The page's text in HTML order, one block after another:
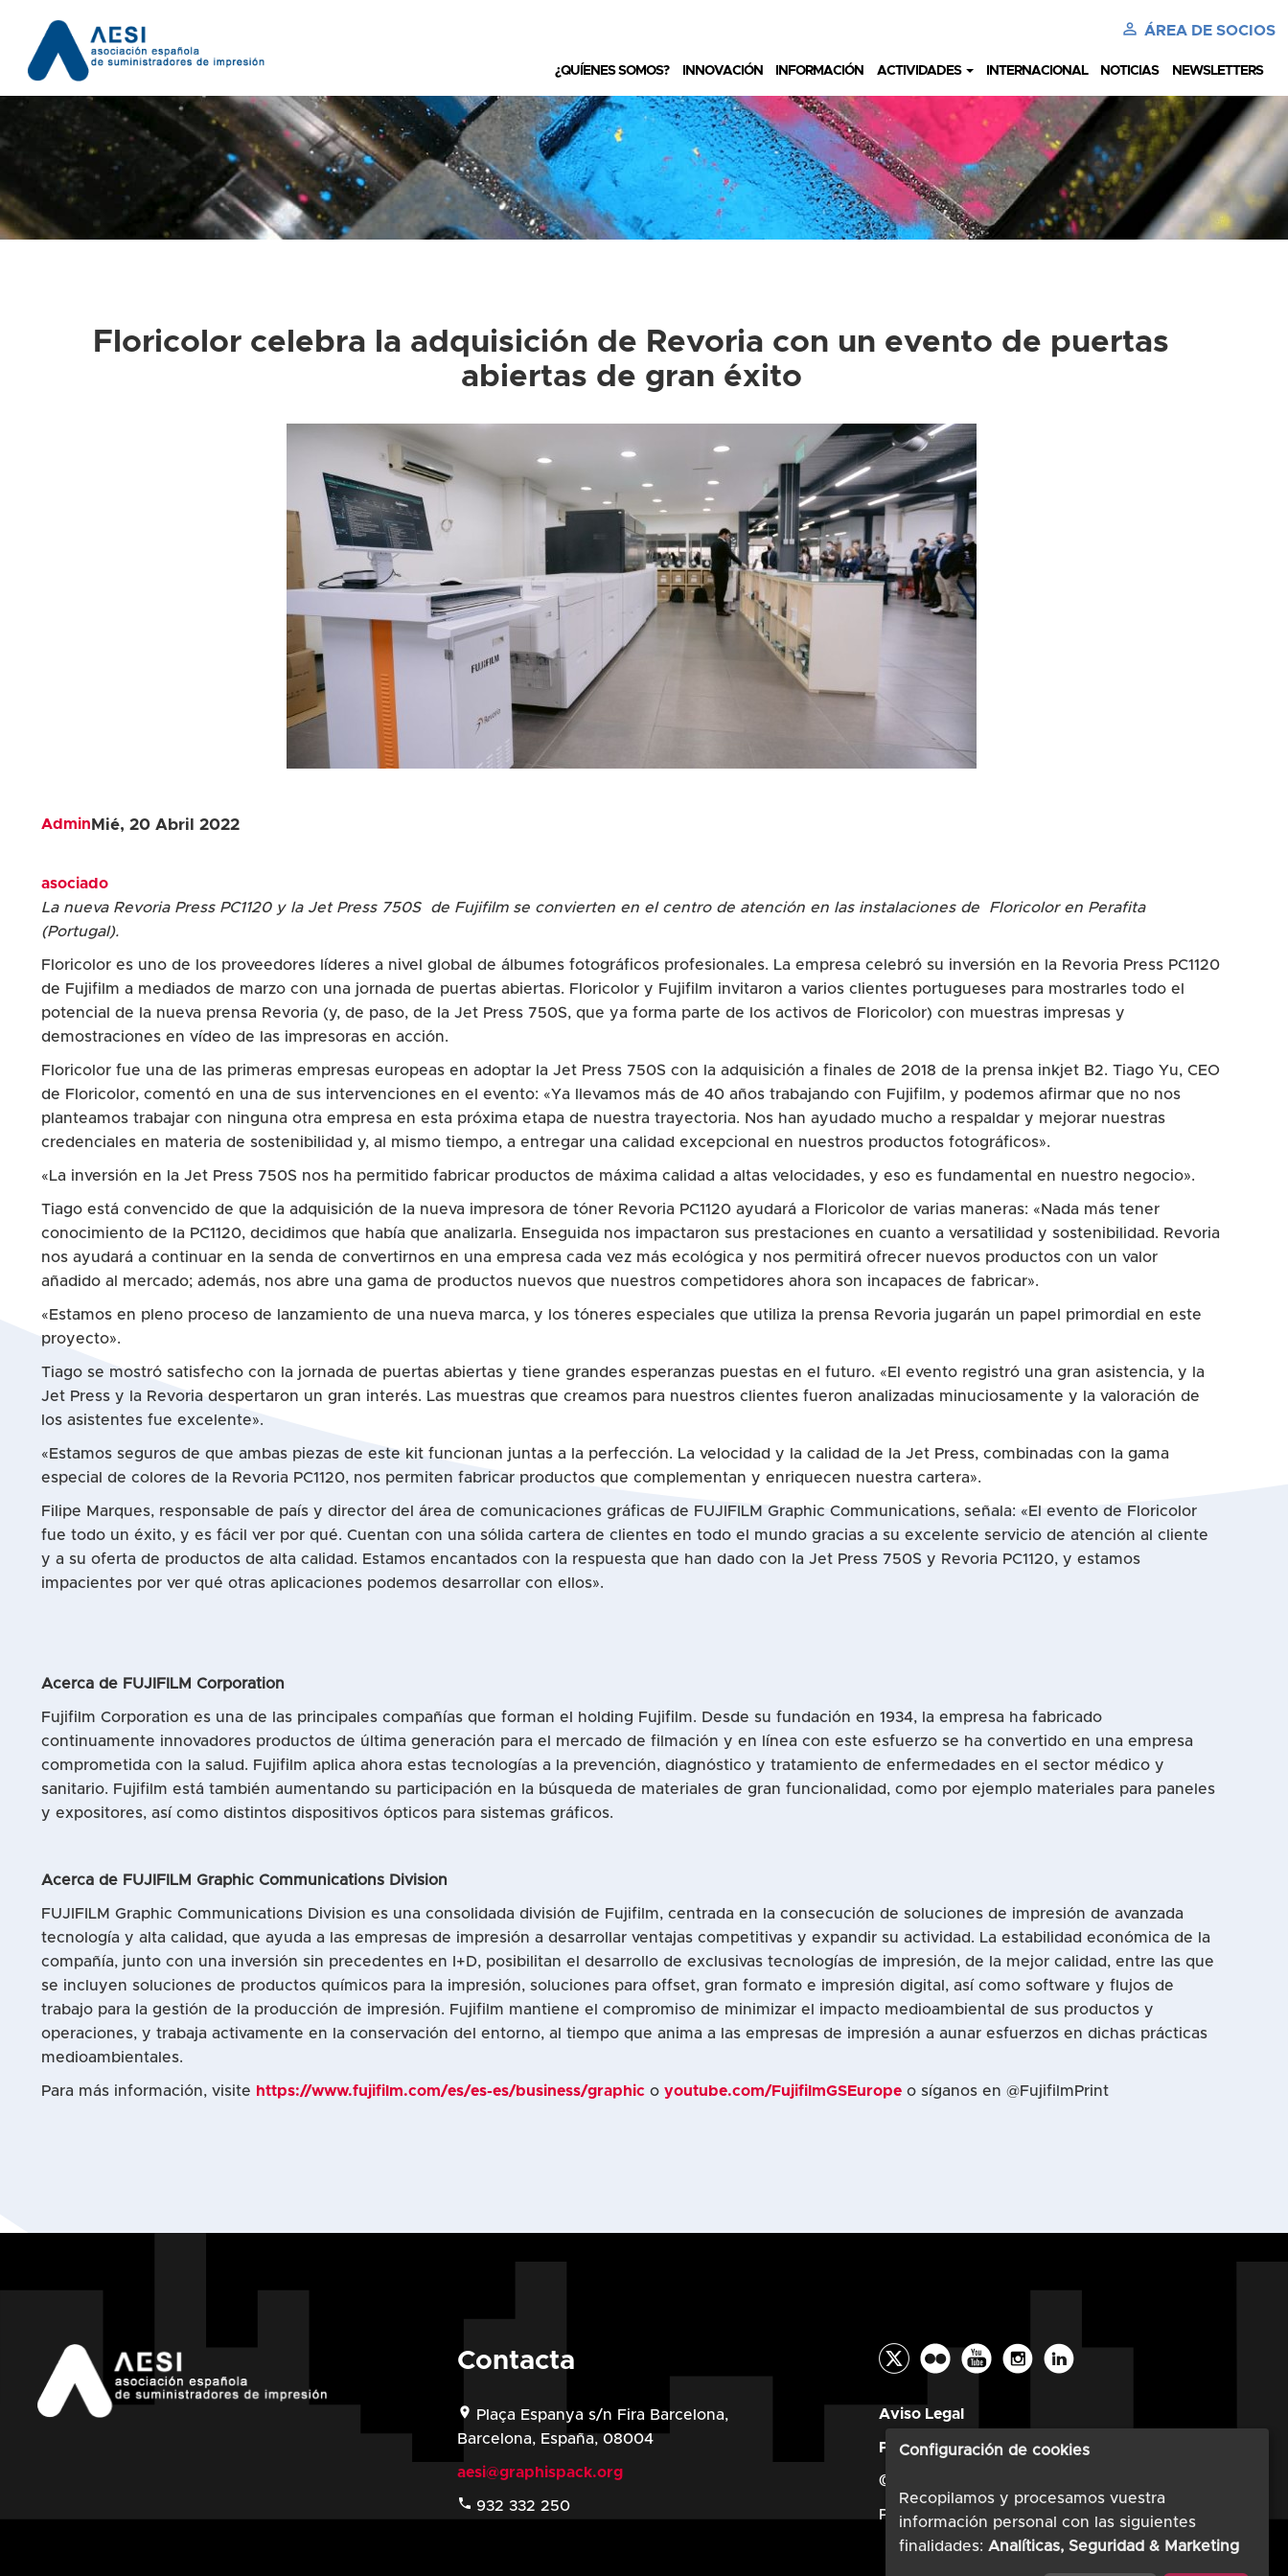
perm_identity ÁREA DE SOCIOS
¿QUÍENES SOMOS? INNOVACIÓN INFORMACIÓN ACTIVIDADES INTERNACIONAL NOTICIAS NEWSLETTERS
Floricolor celebra la adquisición de Revoria con un evento de puertas
abiertas de gran éxito
Admin Mié, 20 Abril 2022
asociado
La nueva Revoria Press PC1120 y la Jet Press 750S de Fujifilm se convierten en el centro de atención en las instalaciones de Floricolor en Perafita
(Portugal).
Floricolor es uno de los proveedores líderes a nivel global de álbumes fotográficos profesionales. La empresa celebró su inversión en la Revoria Press PC1120
de Fujifilm a mediados de marzo con una jornada de puertas abiertas. Floricolor y Fujifilm invitaron a varios clientes portugueses para mostrarles todo el
potencial de la nueva prensa Revoria (y, de paso, de la Jet Press 750S, que ya forma parte de los activos de Floricolor) con muestras impresas y
demostraciones en vídeo de las impresoras en acción.
Floricolor fue una de las primeras empresas europeas en adoptar la Jet Press 750S con la adquisición a finales de 2018 de la prensa inkjet B2. Tiago Yu, CEO
de Floricolor, comentó en una de sus intervenciones en el evento: «Ya llevamos más de 40 años trabajando con Fujifilm, y podemos afirmar que no nos
planteamos trabajar con ninguna otra empresa en esta próxima etapa de nuestra trayectoria. Nos han ayudado mucho a respaldar y mejorar nuestras
credenciales en materia de sostenibilidad y, al mismo tiempo, a entregar una calidad excepcional en nuestros productos fotográficos».
«La inversión en la Jet Press 750S nos ha permitido fabricar productos de máxima calidad a altas velocidades, y eso es fundamental en nuestro negocio».
Tiago está convencido de que la adquisición de la nueva impresora de tóner Revoria PC1120 ayudará a Floricolor de varias maneras: «Nada más tener
conocimiento de la PC1120, decidimos que había que analizarla. Enseguida nos impactaron sus prestaciones en cuanto a versatilidad y sostenibilidad. Revoria
nos ayudará a continuar en la senda de convertirnos en una empresa cada vez más ecológica y nos permitirá ofrecer nuevos productos con un valor
añadido al mercado; además, nos abre una gama de productos nuevos que nuestros competidores ahora son incapaces de fabricar».
«Estamos en pleno proceso de lanzamiento de una nueva marca, y los tóneres especiales que utiliza la prensa Revoria jugarán un papel primordial en este
proyecto».
Tiago se mostró satisfecho con la jornada de puertas abiertas y tiene grandes esperanzas puestas en el futuro. «El evento registró una gran asistencia, y la
Jet Press y la Revoria despertaron un gran interés. Las muestras que creamos para nuestros clientes fueron analizadas minuciosamente y la valoración de
los asistentes fue excelente».
«Estamos seguros de que ambas piezas de este kit funcionan juntas a la perfección. La velocidad y la calidad de la Jet Press, combinadas con la gama
especial de colores de la Revoria PC1120, nos permiten fabricar productos que complementan y enriquecen nuestra cartera».
Filipe Marques, responsable de país y director del área de comunicaciones gráficas de FUJIFILM Graphic Communications, señala: «El evento de Floricolor
fue todo un éxito, y es fácil ver por qué. Cuentan con una sólida cartera de clientes en todo el mundo gracias a su excelente servicio de atención al cliente
y a su oferta de productos de alta calidad. Estamos encantados con la respuesta que han dado con la Jet Press 750S y Revoria PC1120, y estamos
impacientes por ver qué otras aplicaciones podemos desarrollar con ellos».
Acerca de FUJIFILM Corporation
Fujifilm Corporation es una de las principales compañías que forman el holding Fujifilm. Desde su fundación en 1934, la empresa ha fabricado
continuamente innovadores productos de última generación para el mercado de filmación y en línea con este esfuerzo se ha convertido en una empresa
comprometida con la salud. Fujifilm aplica ahora estas tecnologías a la prevención, diagnóstico y tratamiento de enfermedades en el sector médico y
sanitario. Fujifilm está también aumentando su participación en la búsqueda de materiales de gran funcionalidad, como por ejemplo materiales para paneles
y expositores, así como distintos dispositivos ópticos para sistemas gráficos.
Acerca de FUJIFILM Graphic Communications Division
FUJIFILM Graphic Communications Division es una consolidada división de Fujifilm, centrada en la consecución de soluciones de impresión de avanzada
tecnología y alta calidad, que ayuda a las empresas de impresión a desarrollar ventajas competitivas y expandir su actividad. La estabilidad económica de la
compañía, junto con una inversión sin precedentes en I+D, posibilitan el desarrollo de exclusivas tecnologías de impresión, de la mejor calidad, entre las que
se incluyen soluciones de productos químicos para la impresión, soluciones para offset, gran formato e impresión digital, así como software y flujos de
trabajo para la gestión de la producción de impresión. Fujifilm mantiene el compromiso de minimizar el impacto medioambiental de sus productos y
operaciones, y trabaja activamente en la conservación del entorno, al tiempo que anima a las empresas de impresión a aunar esfuerzos en dichas prácticas
medioambientales.
Para más información, visite https://www.fujifilm.com/es/es-es/business/graphic oyoutube.com/FujifilmGSEurope o síganos en @FujifilmPrint
Contacta
location_on Plaça Espanya s/n Fira Barcelona,
Barcelona, España, 08004
aesi@graphispack.org
phone 932 332 250
Aviso Legal
Política de privacidad
© AESI 2026
Powered byTimTul
Configuración de cookies
Recopilamos y procesamos vuestra
información personal con las siguientes
finalidades: Analíticas, Seguridad & Marketing